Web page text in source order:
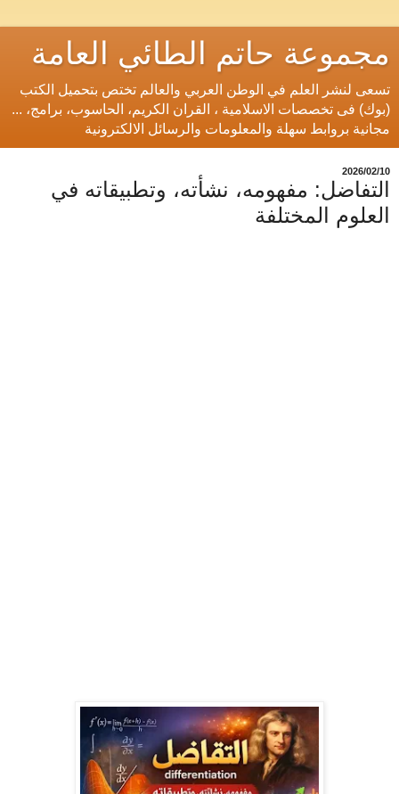
مجموعة حاتم الطائي العامة
تسعى لنشر العلم في الوطن العربي والعالم تختص بتحميل الكتب
(بوك) فى تخصصات الاسلامية ، القران الكريم، الحاسوب، برامج، ...
مجانية بروابط سهلة والمعلومات والرسائل الالكترونية
10‏/02‏/2026
التفاضل: مفهومه، نشأته، وتطبيقاته في
العلوم المختلفة